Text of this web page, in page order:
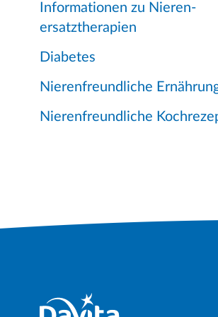
Informationen zu Nieren-
ersatztherapien
Diabetes
Nierenfreundliche
Nierenfreundliche